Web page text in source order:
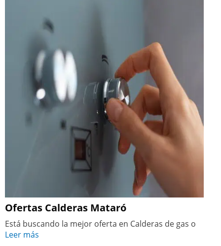
Ofertas Calderas Mataró
Está buscando la mejor oferta en Calderas de gas o
Leer más